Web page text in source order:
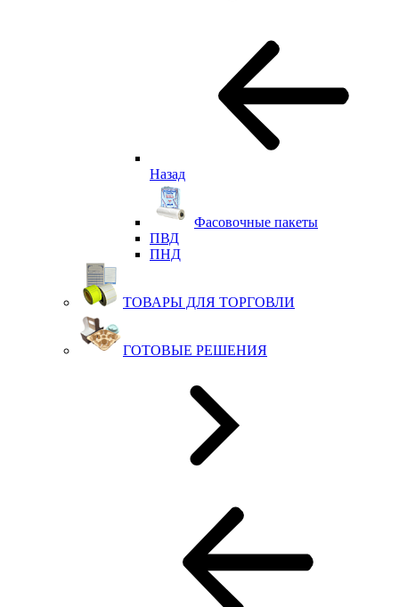
Назад
Фасовочные пакеты
ПВД
ПНД
ТОВАРЫ ДЛЯ ТОРГОВЛИ
ГОТОВЫЕ РЕШЕНИЯ